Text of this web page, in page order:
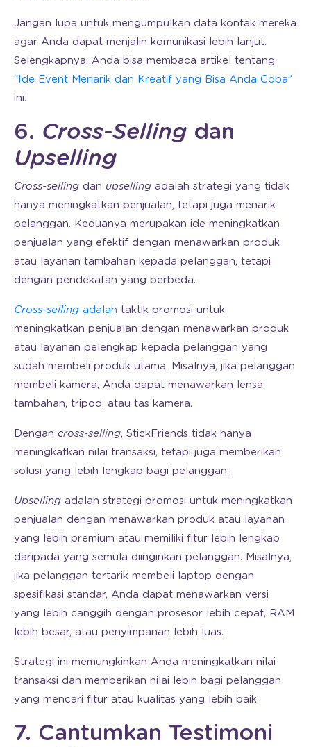
Jangan lupa untuk mengumpulkan data kontak mereka
agar Anda dapat menjalin komunikasi lebih lanjut.
Selengkapnya, Anda bisa membaca artikel tentang
“Ide Event Menarik dan Kreatif yang Bisa Anda Coba”
ini.
6. Cross-Selling dan
Upselling
Cross-selling dan upselling adalah strategi yang tidak
hanya meningkatkan penjualan, tetapi juga menarik
pelanggan. Keduanya merupakan ide meningkatkan
penjualan yang efektif dengan menawarkan produk
atau layanan tambahan kepada pelanggan, tetapi
dengan pendekatan yang berbeda.
Cross-selling adalah taktik promosi untuk
meningkatkan penjualan dengan menawarkan produk
atau layanan pelengkap kepada pelanggan yang
sudah membeli produk utama. Misalnya, jika pelanggan
membeli kamera, Anda dapat menawarkan lensa
tambahan, tripod, atau tas kamera.
Dengan cross-selling, StickFriends tidak hanya
meningkatkan nilai transaksi, tetapi juga memberikan
solusi yang lebih lengkap bagi pelanggan.
Upselling adalah strategi promosi untuk meningkatkan
penjualan dengan menawarkan produk atau layanan
yang lebih premium atau memiliki fitur lebih lengkap
daripada yang semula diinginkan pelanggan. Misalnya,
jika pelanggan tertarik membeli laptop dengan
spesifikasi standar, Anda dapat menawarkan versi
yang lebih canggih dengan prosesor lebih cepat, RAM
lebih besar, atau penyimpanan lebih luas.
Strategi ini memungkinkan Anda meningkatkan nilai
transaksi dan memberikan nilai lebih bagi pelanggan
yang mencari fitur atau kualitas yang lebih baik.
7. Cantumkan Testimoni